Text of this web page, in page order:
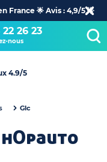
France 🌟 Avis : 4,9/5 🌟
26 23
nous
4.9/5
Glc